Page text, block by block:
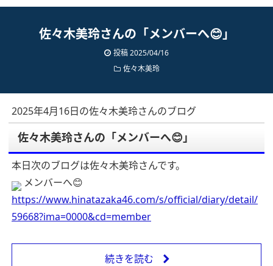
佐々木美玲さんの「メンバーへ😊」
投稿 2025/04/16
佐々木美玲
2025年4月16日の佐々木美玲さんのブログ
佐々木美玲さんの「メンバーへ😊」
本日次のブログは佐々木美玲さんです。
メンバーへ😊
https://www.hinatazaka46.com/s/official/diary/detail/
59668?ima=0000&cd=member
続きを読む